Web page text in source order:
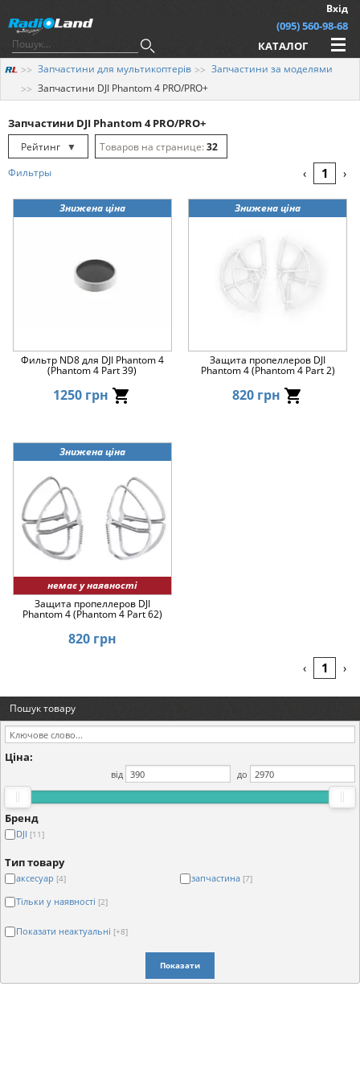
Вхід
(095) 560-98-68
КАТАЛОГ
Запчастини для мультикоптерів
Запчастини за моделями
Запчастини DJI Phantom 4 PRO/PRO+
Запчастини DJI Phantom 4 PRO/PRO+
Рейтинг
▼
Рейтинг
Дата ▼
32
Фильтры ‹ 1 ›
Знижена ціна
Фильтр ND8 для DJI Phantom 4
(Phantom 4 Part 39)
1250 грн
Знижена ціна
Защита пропеллеров DJI
Phantom 4 (Phantom 4 Part 2)
820 грн
Знижена ціна
немає у наявності
Защита пропеллеров DJI
Phantom 4 (Phantom 4 Part 62)
820 грн
‹ 1 ›
Пошук товару
Ціна:
від до
Бренд
DJI [11]
Тип товару
аксесуар [4] запчастина [7]
Тільки у наявності [2]
Показати неактуальні [+8]
Показати